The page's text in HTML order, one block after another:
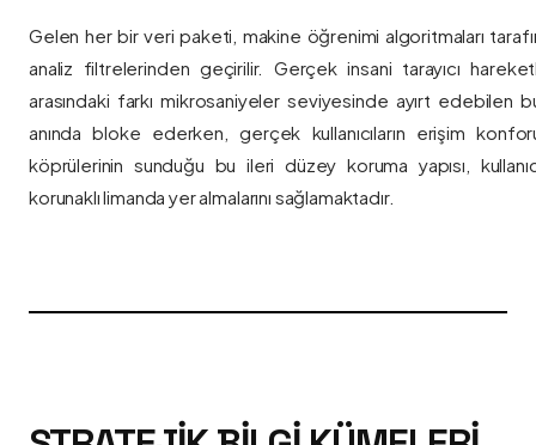
Gelen her bir veri paketi, makine öğrenimi algoritmaları
analiz filtrelerinden geçirilir. Gerçek insani tarayıcı
arasındaki farkı mikrosaniyeler seviyesinde ayırt edebilen
anında bloke ederken, gerçek kullanıcıların erişim
köprülerinin sunduğu bu ileri düzey koruma yapısı,
korunaklı limanda yer almalarını sağlamaktadır.